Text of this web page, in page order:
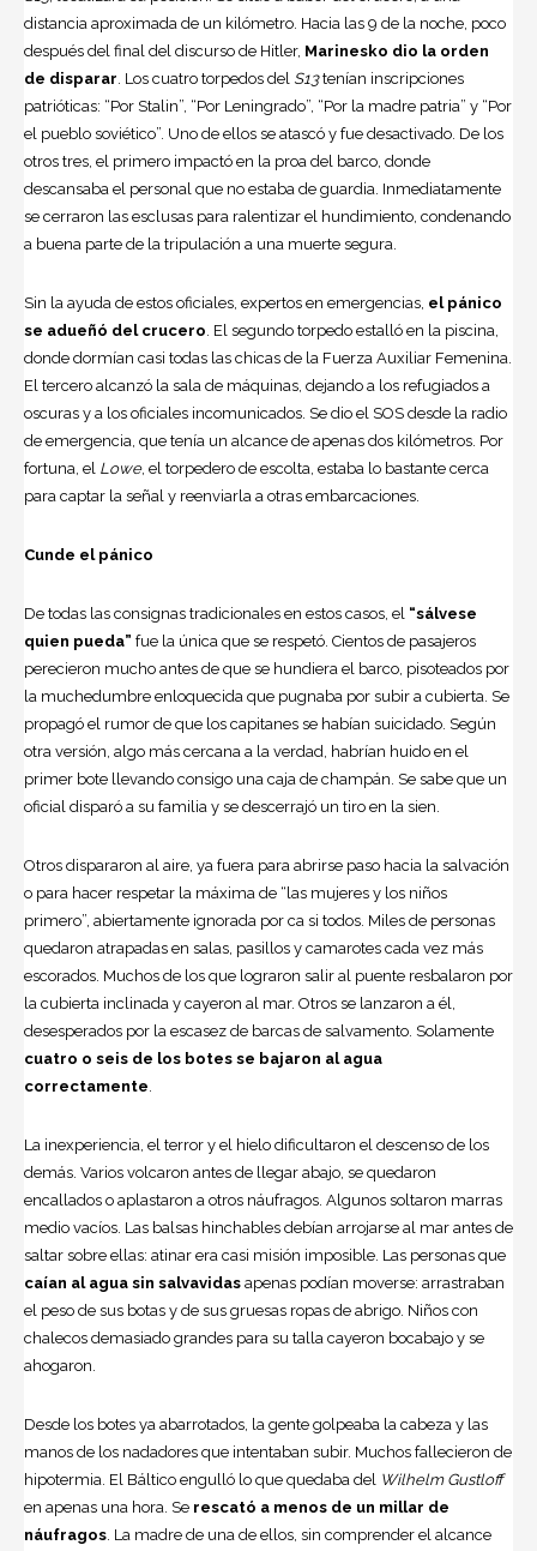
distancia aproximada de un kilómetro. Hacia las 9 de la noche, poco
después del final del discurso de Hitler, Marinesko dio la orden
de disparar . Los cuatro torpedos del S13tenían inscripciones
patrióticas: “Por Stalin”, “Por Leningrado”, “Por la madre patria” y “Por
el pueblo soviético”. Uno de ellos se atascó y fue desactivado. De los
otros tres, el primero impactó en la proa del barco, donde
descansaba el personal que no estaba de guardia. Inmediatamente
se cerraron las esclusas para ralentizar el hundimiento, condenando
a buena parte de la tripulación a una muerte segura.
Sin la ayuda de estos oficiales, expertos en emergencias, el pánico
se adueñó del crucero . El segundo torpedo estalló en la piscina,
donde dormían casi todas las chicas de la Fuerza Auxiliar Femenina.
El tercero alcanzó la sala de máquinas, dejando a los refugiados a
oscuras y a los oficiales incomunicados. Se dio el SOS desde la radio
de emergencia, que tenía un alcance de apenas dos kilómetros. Por
fortuna, el Lowe, el torpedero de escolta, estaba lo bastante cerca
para captar la señal y reenviarla a otras embarcaciones.
Cunde el pánico
De todas las consignas tradicionales en estos casos, el “sálvese
quien pueda” fue la única que se respetó. Cientos de pasajeros
perecieron mucho antes de que se hundiera el barco, pisoteados por
la muchedumbre enloquecida que pugnaba por subir a cubierta. Se
propagó el rumor de que los capitanes se habían suicidado. Según
otra versión, algo más cercana a la verdad, habrían huido en el
primer bote llevando consigo una caja de champán. Se sabe que un
oficial disparó a su familia y se descerrajó un tiro en la sien.
Otros dispararon al aire, ya fuera para abrirse paso hacia la salvación
o para hacer respetar la máxima de “las mujeres y los niños
primero”, abiertamente ignorada por ca si todos. Miles de personas
quedaron atrapadas en salas, pasillos y camarotes cada vez más
escorados. Muchos de los que lograron salir al puente resbalaron por
la cubierta inclinada y cayeron al mar. Otros se lanzaron a él,
desesperados por la escasez de barcas de salvamento. Solamente
cuatro o seis de los botes se bajaron al agua
correctamente
La inexperiencia, el terror y el hielo dificultaron el descenso de los
demás. Varios volcaron antes de llegar abajo, se quedaron
encallados o aplastaron a otros náufragos. Algunos soltaron marras
medio vacíos. Las balsas hinchables debían arrojarse al mar antes de
saltar sobre ellas: atinar era casi misión imposible. Las personas que
caían al agua sin salvavidas apenas podían moverse: arrastraban
el peso de sus botas y de sus gruesas ropas de abrigo. Niños con
chalecos demasiado grandes para su talla cayeron bocabajo y se
ahogaron.
Desde los botes ya abarrotados, la gente golpeaba la cabeza y las
manos de los nadadores que intentaban subir. Muchos fallecieron de
hipotermia. El Báltico engulló lo que quedaba del Wilhelm Gustloff
en apenas una hora. Se rescató a menos de un millar de
náufragos . La madre de una de ellos, sin comprender el alcance